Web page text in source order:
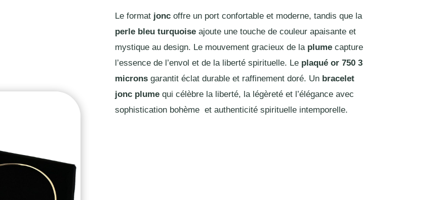
Le format joncoffre un port confortable et moderne, tandis que la
perle bleu turquoiseajoute une touche de couleur apaisante et
mystique au design. Le mouvement gracieux de la plumecapture
l’essence de l’envol et de la liberté spirituelle. Le plaqué or 750 3
micronsgarantit éclat durable et raffinement doré. Un bracelet
jonc plumequi célèbre la liberté, la légèreté et l’élégance avec
sophistication bohème et authenticité spirituelle intemporelle.